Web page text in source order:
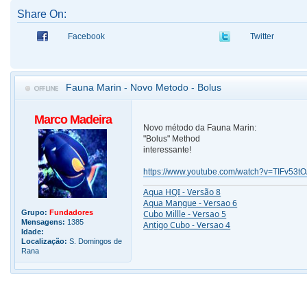
Share On:
Facebook Twitter
Fauna Marin - Novo Metodo - Bolus
Marco Madeira
Grupo: Fundadores
Mensagens: 1385
Idade:
Localização: S. Domingos de
Rana
Novo método da Fauna Marin:
"Bolus" Method
interessante!
https://www.youtube.com/
Aqua HQI - Versão 8
Aqua Mangue - Versao 6
Cubo Millle - Versao 5
Antigo Cubo - Versao 4